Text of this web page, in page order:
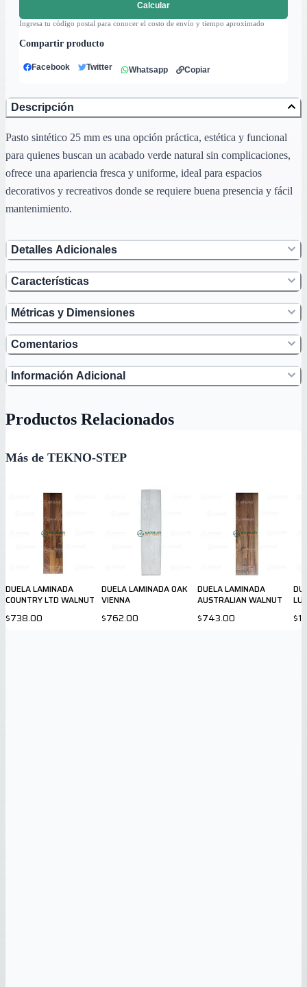
Calcular
Ingresa tu código postal para conocer el costo de envío y tiempo aproximado
Compartir producto
Facebook Twitter Whatsapp Copiar
Descripción
Pasto sintético 25 mm es una opción práctica, estética y funcional
para quienes buscan un acabado verde natural sin complicaciones,
ofrece una apariencia fresca y uniforme, ideal para espacios
decorativos y recreativos donde se requiere buena presencia y fácil
mantenimiento.
Detalles Adicionales
Características
Métricas y Dimensiones
Comentarios
Información Adicional
Productos Relacionados
Más de TEKNO-STEP
DUELA LAMINADA
COUNTRY LTD WALNUT
$738.00
DUELA LAMINADA OAK
VIENNA
$762.00
DUELA LAMINADA
AUSTRALIAN WALNUT
$743.00